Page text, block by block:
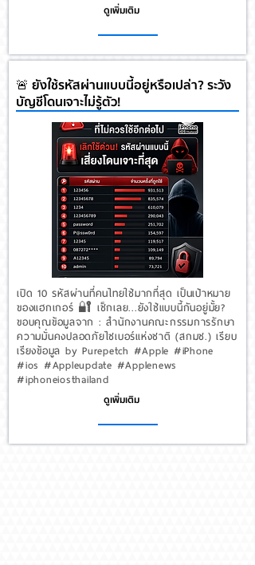
ดูเพิ่มเติม
🚨 ยังใช้รหัสผ่านแบบนี้อยู่หรือเปล่า? ระวัง
บัญชีโดนเจาะไม่รู้ตัว!
เปิด 10 รหัสผ่านที่คนไทยใช้มากที่สุด เป็นเป้าหมาย
ของแฮกเกอร์ 🔐 เช็กเลย...ยังใช้แบบนี้กันอยู่มั้ย?
ขอบคุณข้อมูลจาก : สํานักงานคณะกรรมการรักษา
ความมั่นคงปลอดภัยไซเบอร์แห่งชาติ (สกมช.) เรียบ
เรียงข้อมูล by Purepetch #Apple #iPhone
#ios #Appleupdate #Applenews
#iphoneiosthailand
ดูเพิ่มเติม